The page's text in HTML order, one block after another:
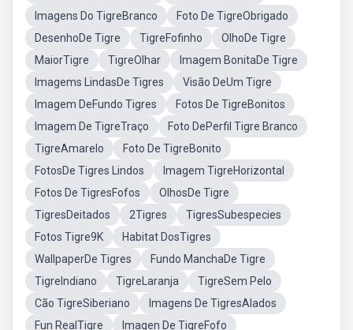
Imagens Do TigreBranco
Foto De TigreObrigado
DesenhoDe Tigre
TigreFofinho
OlhoDe Tigre
MaiorTigre
TigreOlhar
Imagem BonitaDe Tigre
Imagems LindasDe Tigres
Visão DeUm Tigre
Imagem DeFundo Tigres
Fotos De TigreBonitos
Imagem De TigreTraço
Foto DePerfil Tigre Branco
TigreAmarelo
Foto De TigreBonito
FotosDe Tigres Lindos
Imagem TigreHorizontal
Fotos De TigresFofos
OlhosDe Tigre
TigresDeitados
2Tigres
TigresSubespecies
Fotos Tigre9K
Habitat DosTigres
WallpaperDe Tigres
Fundo ManchaDe Tigre
TigreIndiano
TigreLaranja
TigreSem Pelo
Cão TigreSiberiano
Imagens De TigresAlados
Fun RealTigre
Imagen De TigreFofo